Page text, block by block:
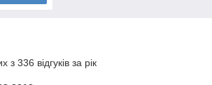
з 336 відгуків за рік